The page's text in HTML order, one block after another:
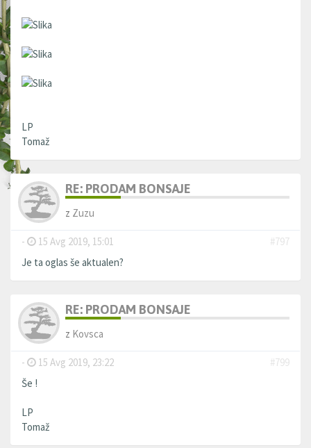
LP
Tomaž
RE: PRODAM BONSAJE
z Zuzu
- 15 Avg 2019, 15:01
#797
Je ta oglas še aktualen?
RE: PRODAM BONSAJE
z Kovsca
- 15 Avg 2019, 23:22
#799
Še !
LP
Tomaž